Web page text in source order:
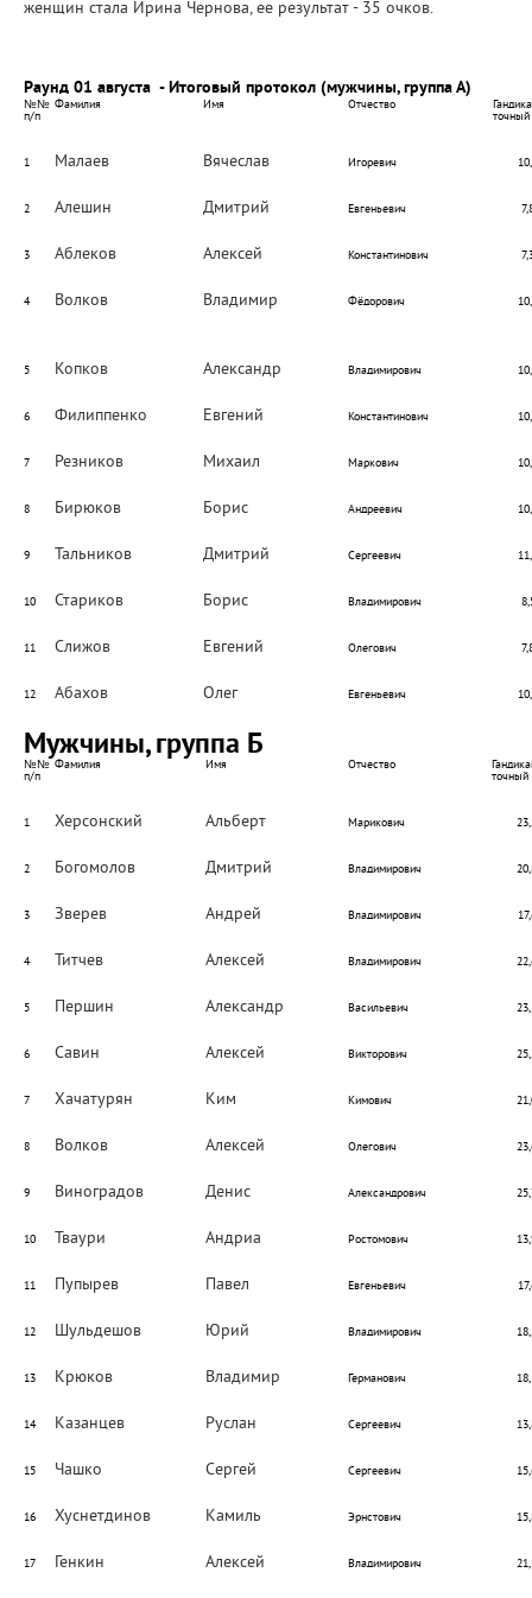
женщин стала Ирина Чернова, ее результат - 35 очков.
Раунд 01 августа - Итоговый протокол (мужчины, группа А)
№№
п/п
Фамилия Имя Отчество
точный
1 Малаев Вячеслав Игоревич
2 Алешин Дмитрий Евгеньевич
3 Аблеков Алексей Константинович
4 Волков Владимир Фёдорович
5 Копков Александр Владимирович
6 Филиппенко Евгений Константинович
7 Резников Михаил Маркович
8 Бирюков Борис Андреевич
9 Тальников Дмитрий Сергеевич
10 Стариков Борис Владимирович
11 Слижов Евгений Олегович
12 Абахов Олег Евгеньевич
Мужчины, группа Б
№№
п/п
Фамилия Имя Отчество
точный
1 Херсонский Альберт Марикович
2 Богомолов Дмитрий Владимирович
3 Зверев Андрей Владимирович
4 Титчев Алексей Владимирович
5 Першин Александр Васильевич
6 Савин Алексей Викторович
7 Хачатурян Ким Кимович
8 Волков Алексей Олегович
9 Виноградов Денис Александрович
10 Тваури Андриа Ростомович
11 Пупырев Павел Евгеньевич
12 Шульдешов Юрий Владимирович
13 Крюков Владимир Германович
14 Казанцев Руслан Сергеевич
15 Чашко Сергей Сергеевич
16 Хуснетдинов Камиль Эрнстович
17 Генкин Алексей Владимирович